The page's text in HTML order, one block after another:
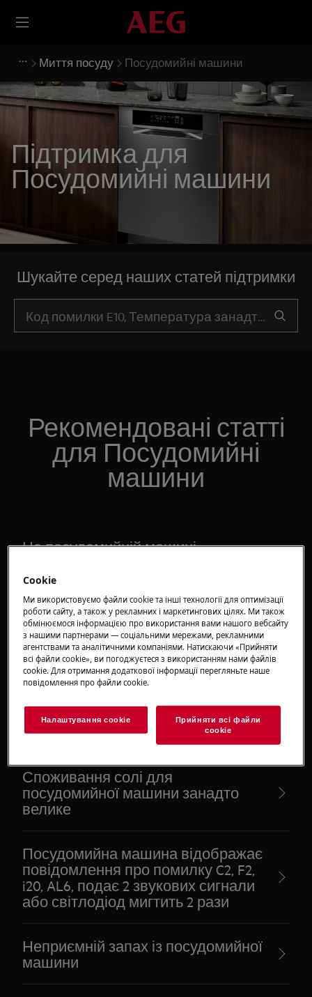
Миття посуду Посудомийні машини
Підтримка для
Посудомийні машини
Шукайте серед наших статей підтримки
Рекомендовані статті
для Посудомийні
машини
На посудомийній машині
автоматичного очищення («Machine
Care»)
На панелі посудомийної машини
підсвічується іконка «червона зірка»
- догляд MACHINE CARE
Дверцята посудомийної машини не
тримаються відкритими
Споживання солі для
посудомийної машини занадто
велике
Посудомийна машина відображає
повідомлення про помилку C2, F2,
i20, AL6, подає 2 звукових сигнали
або світлодіод мигтить 2 рази
Неприємній запах із посудомийної
машини
Cookie
Ми використовуємо файли cookie та інші технології для оптимізації
роботи сайту, а також у рекламних і маркетингових цілях. Ми також
обмінюємося інформацією про використання вами нашого вебсайту
з нашими партнерами — соціальними мережами, рекламними
агентствами та аналітичними компаніями. Натискаючи «Прийняти
всі файли сookie», ви погоджуєтеся з використанням нами файлів
cookie. Для отримання додаткової інформації перегляньте наше
повідомлення про файли сookie.
Налаштування cookie
Прийняти всі файли
сookie